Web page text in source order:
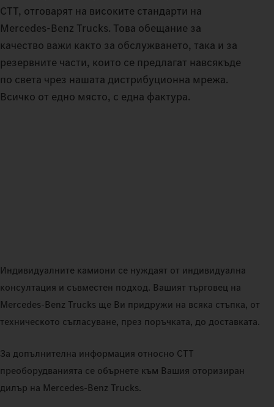
CTT, отговарят на високите стандарти на
Mercedes‑Benz Trucks. Това обещание за
качество важи както за обслужването, така и за
резервните части, които се предлагат навсякъде
по света чрез нашата дистрибуционна мрежа.
Всичко от едно място, с една фактура.
Индивидуалните камиони се нуждаят от индивидуална
консултация и съвместен подход. Вашият търговец на
Mercedes‑Benz Trucks ще Ви придружи на всяка стъпка, от
техническото съгласуване, през поръчката, до доставката.
За допълнителна информация относно CTT
преоборудванията се обърнете към Вашия оторизиран
дилър на Mercedes‑Benz Trucks.